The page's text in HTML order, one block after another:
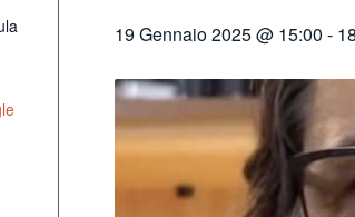
19 Gennaio 2025 @ 15:00 -